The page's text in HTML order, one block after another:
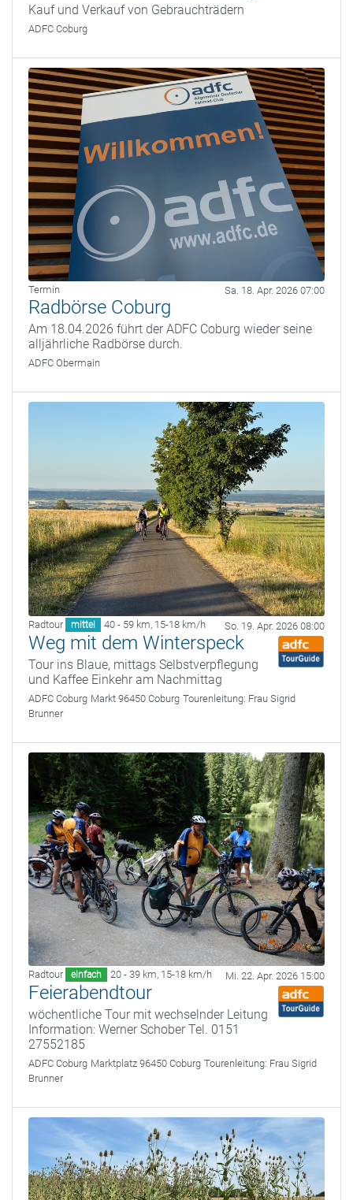
Kauf und Verkauf von Gebrauchträdern
ADFC Coburg
Termin Sa. 18. Apr. 2026 07:00
Radbörse Coburg
Am 18.04.2026 führt der ADFC Coburg wieder seine
alljährliche Radbörse durch.
ADFC Obermain
Radtour mittel 40 - 59 km, 15-18 km/h So. 19. Apr. 2026 08:00
Weg mit dem Winterspeck
Tour ins Blaue, mittags Selbstverpflegung
und Kaffee Einkehr am Nachmittag
ADFC Coburg Markt 96450 Coburg Tourenleitung: Frau Sigrid
Brunner
Radtour einfach 20 - 39 km, 15-18 km/h Mi. 22. Apr. 2026 15:00
Feierabendtour
wöchentliche Tour mit wechselnder Leitung
Information: Werner Schober Tel. 0151
27552185
ADFC Coburg Marktplatz 96450 Coburg Tourenleitung: Frau Sigrid
Brunner